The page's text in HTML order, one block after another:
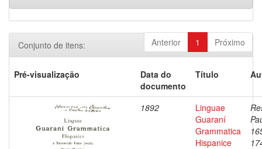
Anterior 1 Próximo
Conjunto de itens:
Pré-visualização
Data do
documento
Título
1892
Linguae
Guaraní
Grammatica
Hispanice